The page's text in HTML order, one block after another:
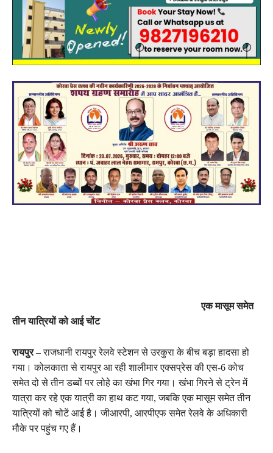
एक मासूम समेत
तीन यात्रियों को आई चोंट
रायपुर– राजधानी रायपुर रेलवे स्टेशन से उरकुरा के बीच बड़ा हादसा हो
गया। कोलकाता से रायपुर आ रही शालीमार एक्सप्रेस की एस-6 कोच
समेत दो से तीन डब्बों पर लोहे का खंभा गिर गया। खंभा गिरने से ट्रेन में
यात्रा कर रहे एक यात्री का हाथ कट गया, जबकि एक मासूम समेत तीन
यात्रियों को चोटें आई है। जीआरपी, आरपीएफ समेत रेलवे के अधिकारी
मौके पर पहुंच गए हैं।